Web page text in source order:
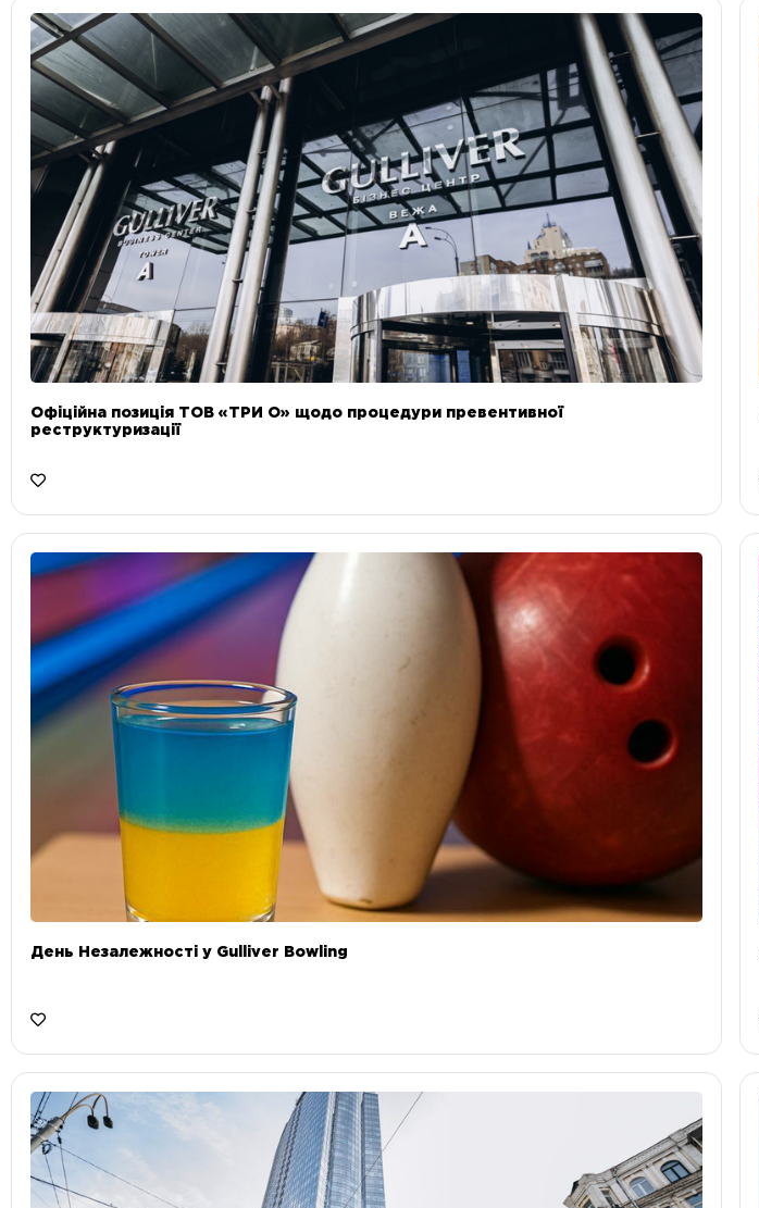
Офіційна позиція ТОВ «ТРИ О» щодо процедури превентивної
реструктуризації
День Незалежності у Gulliver Bowling